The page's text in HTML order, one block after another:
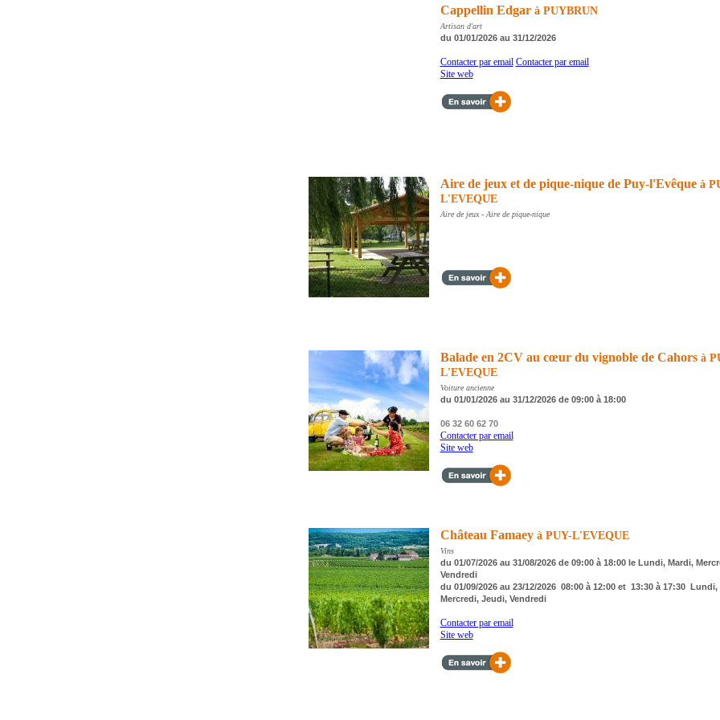
Cappellin Edgar à PUYBRUN
Artisan d'art
du 01/01/2026 au 31/12/2026
Contacter par email Contacter par email
Site web
Aire de jeux et de pique-nique de Puy-l'Evêque à
L'EVEQUE
Aire de jeux - Aire de pique-nique
Balade en 2CV au cœur du vignoble de Cahors à
L'EVEQUE
Voiture ancienne
du 01/01/2026 au 31/12/2026 de 09:00 à 18:00
06 32 60 62 70
Contacter par email
Site web
Château Famaey à PUY-L'EVEQUE
Vins
du 01/07/2026 au 31/08/2026 de 09:00 à 18:00 le Lundi, Mardi,
Vendredi
du 01/09/2026 au 23/12/2026 08:00 à 12:00 et 13:30 à 17:30 Lundi,
Mercredi, Jeudi, Vendredi
Contacter par email
Site web